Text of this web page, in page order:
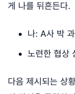
게 나를 뒤흔든다.
나: A사 박
노련한 협상
다음 제시되는 상